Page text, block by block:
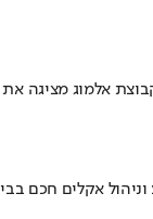
אקלים חכם